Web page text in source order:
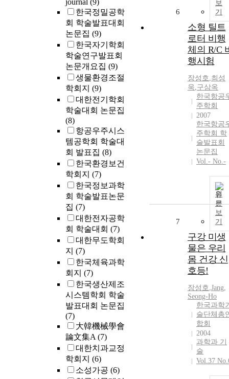
journal (9)
한국정밀공학
회 학술발표대회
논문집 (9)
한국자기학회
학술연구발표회
논문개요집 (9)
생물환경조절
학회지 (9)
대한전기학회
학술대회 논문집
(8)
항공우주시스
템공학회 학술대
회 발표집 (8)
한국환경보건
학회지 (7)
한국정보과학
회 학술발표논문
집 (7)
대한전자공학
회 학술대회 (7)
대한무도학회
지 (7)
한국체육과학
회지 (7)
한국생산제조
시스템학회 학술
발표대회 논문집
(7)
大韓機械學會
論文集A(7)
대한치과교정
학회지 (6)
소성가공 (6)
보
기
6
소형 틸트
로터 비행
체의 R/C
행시험
장성호,최성
욱,구삼옥
한국항공
주학회
2007
한국항공
주학회 학
술발표회
논문집
Vol.- No.-
원
문
보
기
7
구강 미생
물은 우리
몸 건강 신
호등!
장성호,Jang,
Seong-Ho
한국과학
술단체총
합회
2004
과학과 기
술
Vol.37